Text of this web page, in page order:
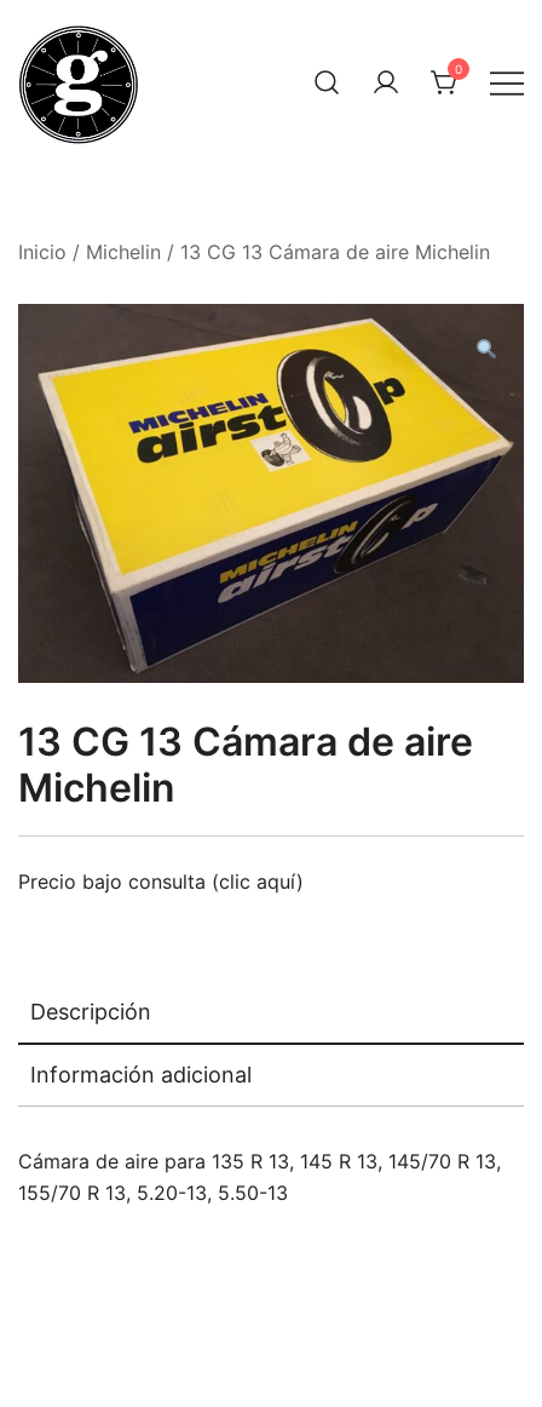
contenido
0
Inicio / Michelin / 13 CG 13 Cámara de aire Michelin
13 CG 13 Cámara de aire
Michelin
Precio bajo consulta (clic aquí)
Descripción
Información adicional
Cámara de aire para 135 R 13, 145 R 13, 145/70 R 13,
155/70 R 13, 5.20-13, 5.50-13